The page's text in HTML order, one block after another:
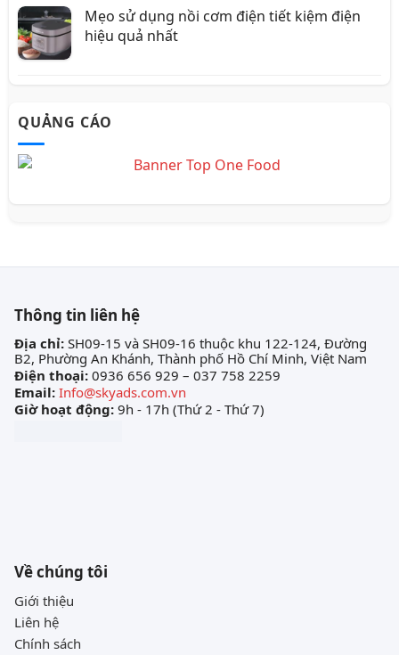
Mẹo sử dụng nồi cơm điện tiết kiệm điện
hiệu quả nhất
QUẢNG CÁO
Thông tin liên hệ
Địa chỉ: SH09-15 và SH09-16 thuộc khu 122-124, Đường
B2, Phường An Khánh, Thành phố Hồ Chí Minh, Việt Nam
Điện thoại: 0936 656 929 – 037 758 2259
Email: Info@skyads.com.vn
Giờ hoạt động: 9h - 17h (Thứ 2 - Thứ 7)
Về chúng tôi
Giới thiệu
Liên hệ
Chính sách